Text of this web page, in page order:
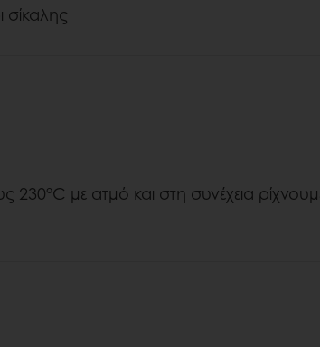
σίκαλης
230°C με ατμό και στη συνέχεια